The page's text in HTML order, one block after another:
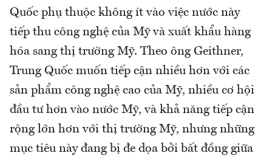
Quốc phụ thuộc không ít vào việc nước này
tiếp thu công nghệ của Mỹ và xuất khẩu hàng
hóa sang thị trường Mỹ. Theo ông Geithner,
Trung Quốc muốn tiếp cận nhiều hơn với các
sản phẩm công nghệ cao của Mỹ, nhiều cơ hội
đầu tư hơn vào nước Mỹ, và khả năng tiếp cận
rộng lớn hơn với thị trường Mỹ, nhưng những
mục tiêu này đang bị đe dọa bởi bất đồng giữa